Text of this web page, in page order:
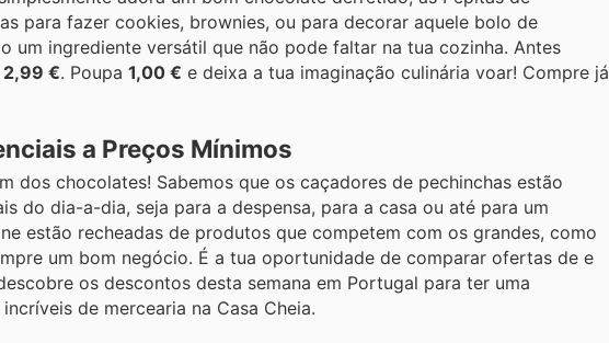
para fazer cookies, brownies, ou para decorar aquele bolo de
um ingrediente versátil que não pode faltar na tua cozinha. Antes
2,99 €. Poupa 1,00 € e deixa a tua imaginação culinária voar! Compre já
a Preços Mínimos
dos chocolates! Sabemos que os caçadores de pechinchas estão
do dia-a-dia, seja para a despensa, para a casa ou até para um
estão recheadas de produtos que competem com os grandes, como
um bom negócio. É a tua oportunidade de comparar ofertas de e
os descontos desta semana em Portugal para ter uma
de mercearia na Casa Cheia.